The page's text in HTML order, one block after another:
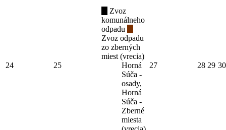
24 25
Zvoz
komunálneho
odpadu
Zvoz odpadu
zo zberných
miest (vrecia)
Horná
Súča -
osady,
Horná
Súča -
Zberné
miesta
27 28 29 30